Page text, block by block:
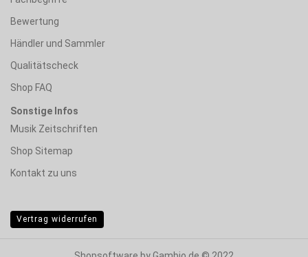
Bewertung
Händler und Sammler
Qualitätscheck
Shop FAQ
Sonstige Infos
Musik Zeitschriften
Shop Sitemap
Kontakt zu uns
Vertrag widerrufen